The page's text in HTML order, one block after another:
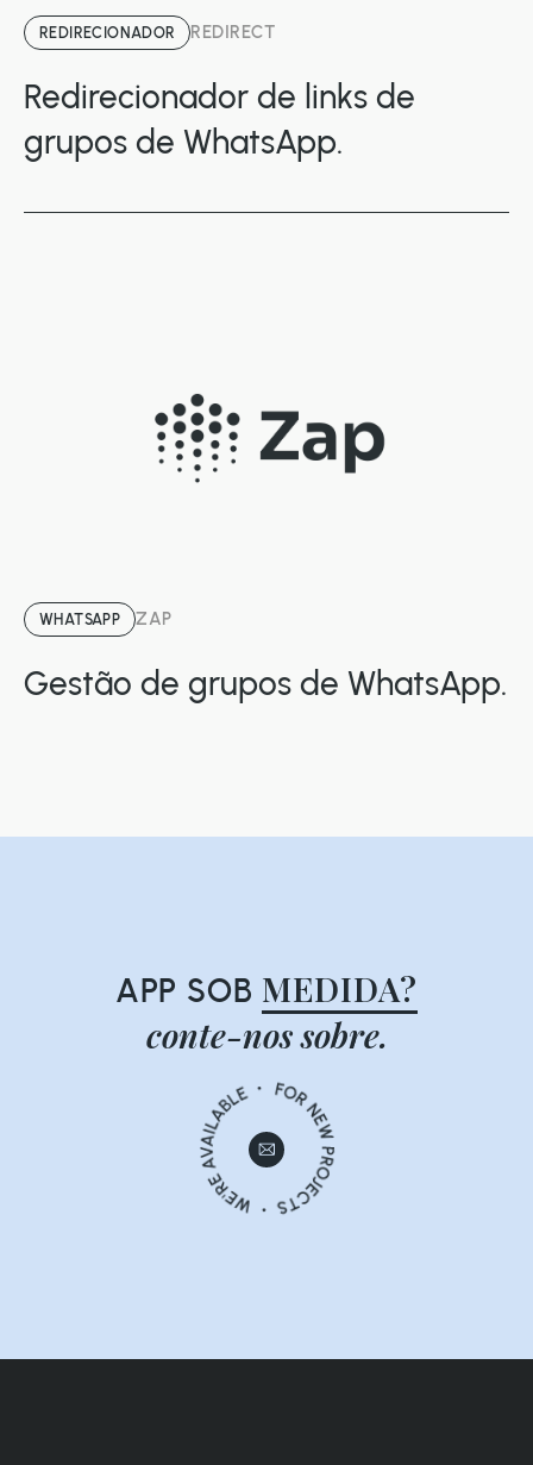
REDIRECIONADOR REDIRECT
Redirecionador de links de
grupos de WhatsApp.
WHATSAPP ZAP
Gestão de grupos de WhatsApp.
APP SOB MEDIDA?
conte-nos sobre.